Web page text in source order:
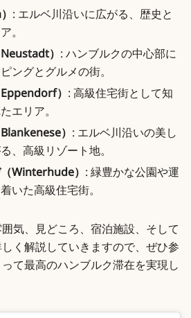
: エルベ川沿いに広がる、歴史と
。
） : ハンブルクの中心部に
ングとグルメの街。
） : 高級住宅街として知
エリア。
） : エルベ川沿いの美し
、高級リゾート地。
Winterhude） : 緑豊かな公園や運
いた高級住宅街。
気、見どころ、宿泊施設、そして
く解説していきますので、ぜひ参
て最高のハンブルク滞在を実現し